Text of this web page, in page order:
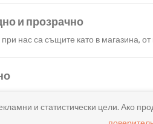
и прозрачно
нас са същите като в магазина,
натискания създаваш поръчка,
и статистически цели. Ако